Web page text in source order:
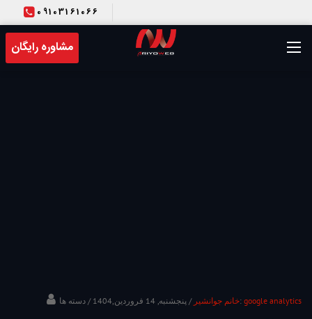
مشاوره رایگان
T 09103161066
خانم جوانشیر / پنجشنبه, 14 فروردین,1404 / دسته ها: google analytics